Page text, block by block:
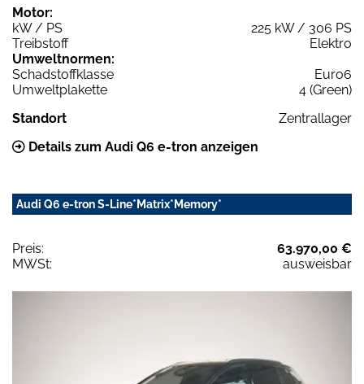
Motor:
kW / PS
225 kW / 306 PS
Treibstoff
Elektro
Umweltnormen:
Schadstoffklasse
Euro6
Umweltplakette
4 (Green)
Standort
Zentrallager
Details zum Audi Q6 e-tron anzeigen
Audi Q6 e-tron S-Line*Matrix*Memory*
Preis:
63.970,00 €
MWSt:
ausweisbar